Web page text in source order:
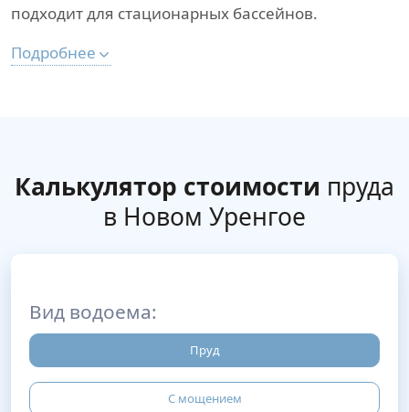
подходит для стационарных бассейнов.
Подробнее
Калькулятор стоимости пруда
в Новом Уренгое
Вид водоема:
Пруд
С мощением